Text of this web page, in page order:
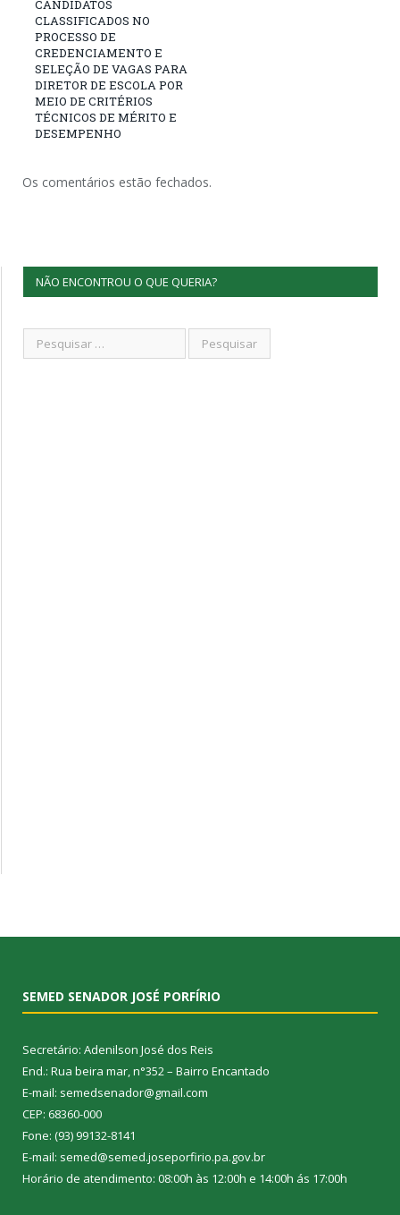
CANDIDATOS
CLASSIFICADOS NO
PROCESSO DE
CREDENCIAMENTO E
SELEÇÃO DE VAGAS PARA
DIRETOR DE ESCOLA POR
MEIO DE CRITÉRIOS
TÉCNICOS DE MÉRITO E
DESEMPENHO
Os comentários estão fechados.
NÃO ENCONTROU O QUE QUERIA?
SEMED SENADOR JOSÉ PORFÍRIO
Secretário: Adenilson José dos Reis
End.: Rua beira mar, n°352 – Bairro Encantado
E-mail: semedsenador@gmail.com
CEP: 68360-000
Fone: (93) 99132-8141
E-mail: semed@semed.joseporfirio.pa.gov.br
Horário de atendimento: 08:00h às 12:00h e 14:00h ás 17:00h